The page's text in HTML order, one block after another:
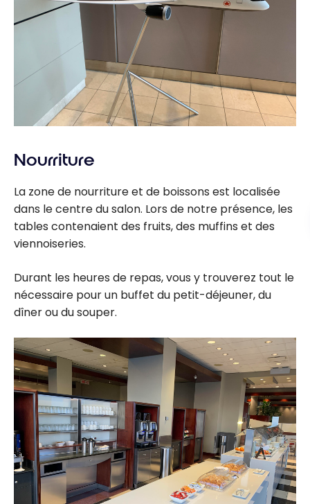
Nourriture
La zone de nourriture et de boissons est localisée
dans le centre du salon. Lors de notre présence, les
tables contenaient des fruits, des muffins et des
viennoiseries.
Durant les heures de repas, vous y trouverez tout le
nécessaire pour un buffet du petit-déjeuner, du
dîner ou du souper.